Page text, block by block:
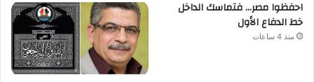
احفظوا مصر… فتماسك الداخل
خط الدفاع الأول
منذ 4 ساعات